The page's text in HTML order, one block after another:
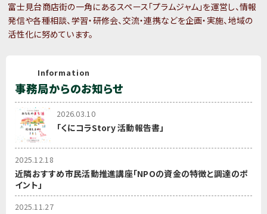
富士見台商店街の一角にあるスペース「プラムジャム」を運営し、情報
発信や各種相談、学習・研修会、交流・連携などを企画・実施、地域の
活性化に努めています。
Information
事務局からのお知らせ
2026.03.10
「くにコラStory 活動報告書」
2025.12.18
近隣おすすめ市民活動推進講座「NPOの資金の特徴と調達のポ
イント」
2025.11.27